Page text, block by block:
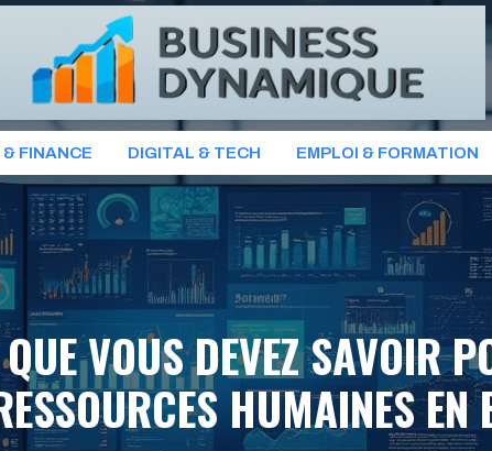
FINANCE DIGITAL & TECH EMPLOI & FORMATION
VOUS DEVEZ SAVOIR
HUMAINES EN